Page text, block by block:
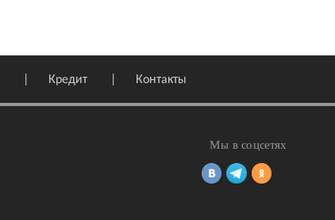
Кредит Контакты
Мы в соцсетях